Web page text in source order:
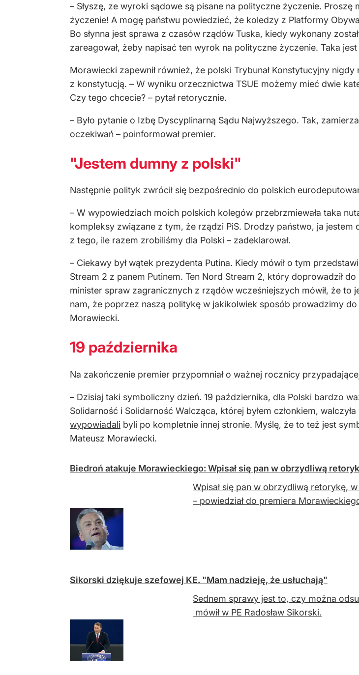
– Słyszę, ze wyroki sądowe są pisane na polityczne życzenie.
życzenie! A mogę państwu powiedzieć, że koledzy z Platformy
Bo słynna jest sprawa z czasów rządów Tuska, kiedy wykonany
zareagował, żeby napisać ten wyrok na polityczne życzenie. Taka
Morawiecki zapewnił również, że polski Trybunał Konstytucyjny
z konstytucją. – W wyniku orzecznictwa TSUE możemy mieć dwie
Czy tego chcecie? – pytał retorycznie.
– Było pytanie o Izbę Dyscyplinarną Sądu Najwyższego. Tak,
oczekiwań – poinformował premier.
"Jestem dumny z polski"
Następnie polityk zwrócił się bezpośrednio do polskich
– W wypowiedziach moich polskich kolegów przebrzmiewała taka
kompleksy związane z tym, że rządzi PiS. Drodzy państwo, ja
z tego, ile razem zrobiliśmy dla Polski – zadeklarował.
– Ciekawy był wątek prezydenta Putina. Kiedy mówił o tym
Stream 2 z panem Putinem. Ten Nord Stream 2, który doprowadził
minister spraw zagranicznych z rządów wcześniejszych mówił, że
nam, że poprzez naszą politykę w jakikolwiek sposób prowadzimy
Morawiecki.
19 października
Na zakończenie premier przypomniał o ważnej rocznicy
– Dzisiaj taki symboliczny dzień. 19 października, dla Polski bardzo
Solidarność i Solidarność Walcząca, której byłem członkiem,
wypowiadali byli po kompletnie innej stronie. Myślę, że to też jest
Mateusz Morawiecki.
Biedroń atakuje Morawieckiego: Wpisał się pan w obrzydliwą
Wpisał się pan w obrzydliwą retorykę,
– powiedział do premiera
Sikorski dziękuje szefowej KE. "Mam nadzieję, że usłuchają"
Sednem sprawy jest to, czy można
mówił w PE Radosław Sikorski.